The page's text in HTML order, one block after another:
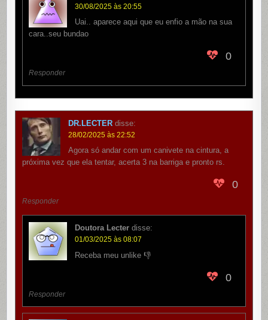
30/08/2025 às 20:55
Uai.. aparece aqui que eu enfio a mão na sua
cara..seu bundao
0
Responder
DR.LECTER disse:
28/02/2025 às 22:52
Agora só andar com um canivete na cintura, a
próxima vez que ela tentar, acerta 3 na barriga e pronto rs.
0
Responder
Doutora Lecter disse:
01/03/2025 às 08:07
Receba meu unlike 👎
0
Responder